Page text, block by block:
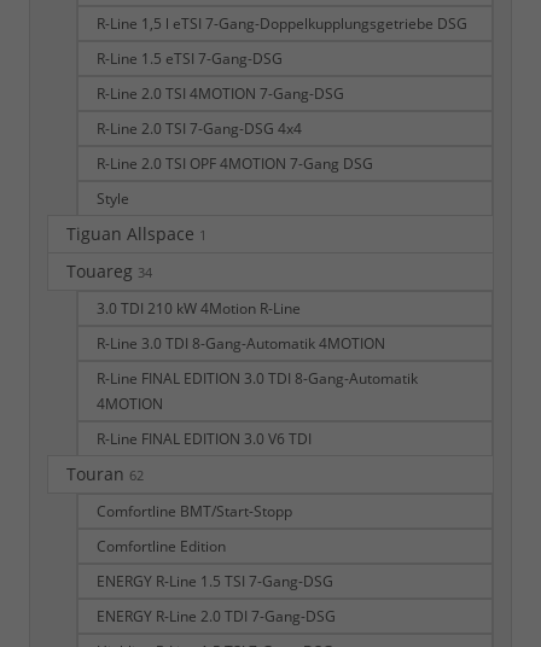
R-Line 1,5 l eTSI 7-Gang-Doppelkupplungsgetriebe DSG
R-Line 1.5 eTSI 7-Gang-DSG
R-Line 2.0 TSI 4MOTION 7-Gang-DSG
R-Line 2.0 TSI 7-Gang-DSG 4x4
R-Line 2.0 TSI OPF 4MOTION 7-Gang DSG
Style
Tiguan Allspace 1
Touareg 34
3.0 TDI 210 kW 4Motion R-Line
R-Line 3.0 TDI 8-Gang-Automatik 4MOTION
R-Line FINAL EDITION 3.0 TDI 8-Gang-Automatik
4MOTION
R-Line FINAL EDITION 3.0 V6 TDI
Touran 62
Comfortline BMT/Start-Stopp
Comfortline Edition
ENERGY R-Line 1.5 TSI 7-Gang-DSG
ENERGY R-Line 2.0 TDI 7-Gang-DSG